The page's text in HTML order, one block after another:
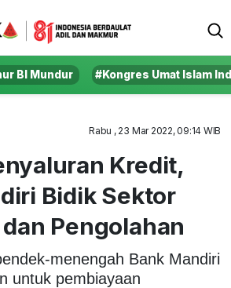
BI Mundur #Kongres Umat Islam
Rabu , 23 Mar 2022, 09:14 WIB
Kredit,
Bidik Sektor
Pengolahan
menengah Bank Mandiri
untuk pembiayaan